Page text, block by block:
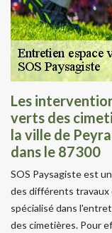
Les
verts des
la ville de
dans le 87300
SOS Paysagiste est
des différents travaux
spécialisé dans
des cimetières. Pour